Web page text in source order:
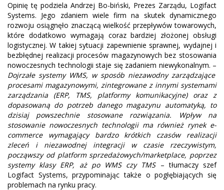
Opinię tę podziela Andrzej Bo-biński, Prezes Zarządu, Logifact
Systems. Jego zdaniem wiele firm na skutek dynamicznego
rozwoju osiągnęło znaczącą wielkość przepływów towarowych,
które dodatkowo wymagają coraz bardziej złożonej obsługi
logistycznej. W takiej sytuacji zapewnienie sprawnej, wydajnej i
bezbłędnej realizacji procesów magazynowych bez stosowania
nowoczesnych technologii staje się zadaniem niewykonalnym. –
Dojrzałe systemy WMS, w sposób niezawodny zarządzające
procesami magazynowymi, zintegrowane z innymi systemami
zarządzania (ERP, TMS, platformy komunikacyjne) oraz z
dopasowaną do potrzeb danego magazynu automatyką, to
dzisiaj powszechnie stosowane rozwiązania. Wpływ na
stosowanie nowoczesnych technologii ma również rynek e-
commerce wymagający bardzo krótkich czasów realizacji
zleceń i niezawodnej integracji w czasie rzeczywistym,
począwszy od platform sprzedażowych/marketplace, poprzez
systemy klasy ERP, aż po WMS czy TMS – tłumaczy szef
Logifact Systems, przypominając także o pogłębiających się
problemach na rynku pracy.